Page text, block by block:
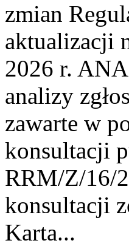
zmian
aktualizacji
2026 r.
analizy
zawarte w
konsultacji
RRM/Z/16/
konsultacji
Karta...